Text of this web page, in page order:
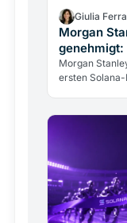
Giulia
Morgan
genehmigt:
Morgan
ersten